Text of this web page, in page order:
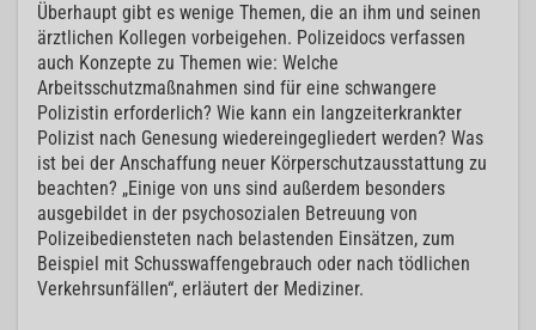
Überhaupt gibt es wenige Themen, die an ihm und seinen
ärztlichen Kollegen vorbeigehen. Polizeidocs verfassen
auch Konzepte zu Themen wie: Welche
Arbeitsschutzmaßnahmen sind für eine schwangere
Polizistin erforderlich? Wie kann ein langzeiterkrankter
Polizist nach Genesung wiedereingegliedert werden? Was
ist bei der Anschaffung neuer Körperschutzausstattung zu
beachten? „Einige von uns sind außerdem besonders
ausgebildet in der psychosozialen Betreuung von
Polizeibediensteten nach belastenden Einsätzen, zum
Beispiel mit Schusswaffengebrauch oder nach tödlichen
Verkehrsunfällen“, erläutert der Mediziner.